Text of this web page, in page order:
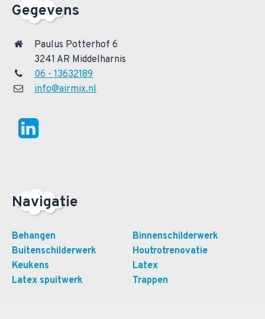
Gegevens
Paulus Potterhof 6
3241 AR Middelharnis
06 - 13632189
info@airmix.nl
Navigatie
Behangen
Binnenschilderwerk
Buitenschilderwerk
Houtrotrenovatie
Keukens
Latex
Latex spuitwerk
Trappen